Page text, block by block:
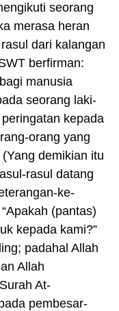
seorang
merasa heran
dari kalangan
berfirman:
manusia
seorang laki-
kepada
orang yang
demikian itu
rasul datang
ke-
(pantas)
kepada kami?”
padahal Allah
Allah
At-
pembesar-